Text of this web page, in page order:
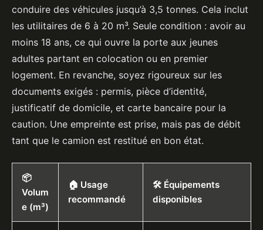
conduire des véhicules jusqu’à 3,5 tonnes. Cela inclut
les utilitaires de 6 à 20 m³. Seule condition : avoir au
moins 18 ans, ce qui ouvre la porte aux jeunes
adultes partant en colocation ou en premier
logement. En revanche, soyez rigoureux sur les
documents exigés : permis, pièce d’identité,
justificatif de domicile, et carte bancaire pour la
caution. Une empreinte est prise, mais pas de débit
tant que le camion est restitué en bon état.
📦
Volum
e (m³)
🏠 Usage
recommandé
🛠️ Équipements
disponibles